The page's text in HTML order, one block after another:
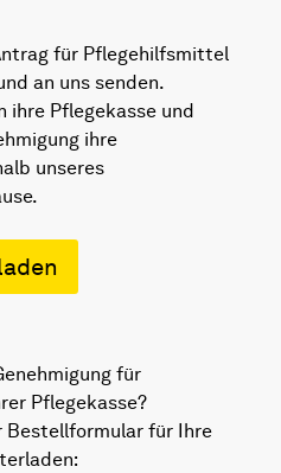
für Pflegehilfsmittel
an uns senden.
ihre Pflegekasse und
ihre
unseres
für
Pflegekasse?
Bestellformular für Ihre